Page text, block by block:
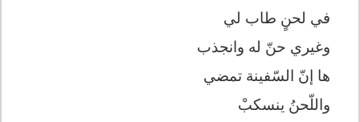
في لحنٍ طاب لي
وغيري حنّ له وانجذب
ها إنّ السّفينة تمضي
واللّحنُ ينسكبْ